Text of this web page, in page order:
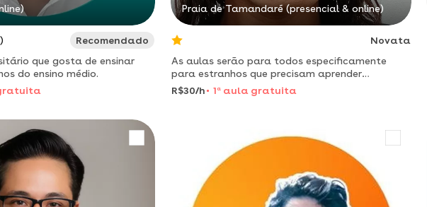
Recomendado
que gosta de ensinar
do ensino médio.
Praia de Tamandaré (presencial & online)
Novata
As aulas serão para todos especificamente
para estranhos que precisam aprender
rapidamente.
R$30/h 1 a aula gratuita